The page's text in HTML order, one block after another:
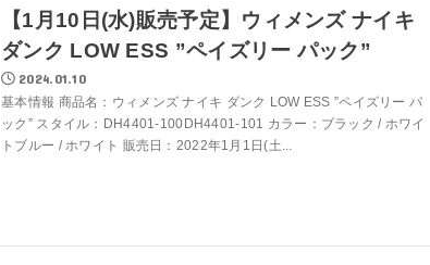
【1月10日(水)販売予定】ウィメンズ ナイキ
ダンク LOW ESS ”ペイズリー パック”
2024.01.10
基本情報 商品名：ウィメンズ ナイキ ダンク LOW ESS ”ペイズリー パ
ック” スタイル：DH4401-100DH4401-101 カラー：ブラック / ホワイ
トブルー / ホワイト 販売日：2022年1月1日(土...